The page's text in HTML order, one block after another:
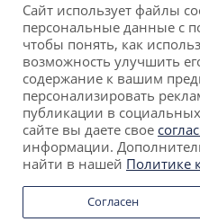
2026 © ООО «Риал
металлической
Обращаем ваше
носит исключительно
при каких условиях не
определяемой
Гражданского
Сайт использует файлы
персональные данные с
чтобы понять, как
возможность улучшить
содержание к вашим
персонализировать
публикации в
сайте вы даете свое
информации.
найти в нашей Политике
Согласен